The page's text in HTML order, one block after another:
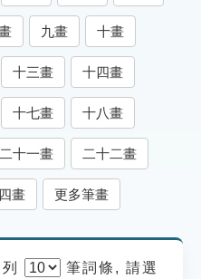
九畫 十畫
十三畫 十四畫
十七畫 十八畫
二十一畫 二十二畫
畫 更多筆畫
筆詞條, 請選